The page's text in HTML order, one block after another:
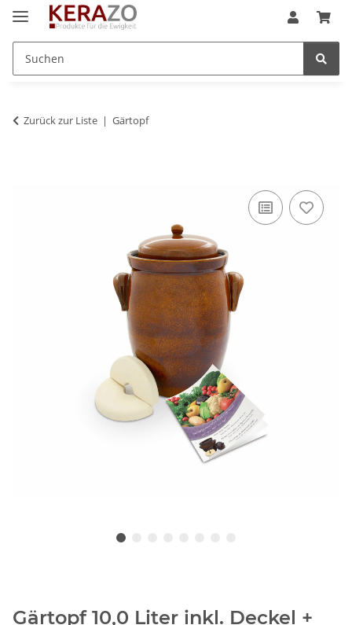
Zurück zur Liste Gärtopf
Gärtopf 10,0 Liter inkl. Deckel +